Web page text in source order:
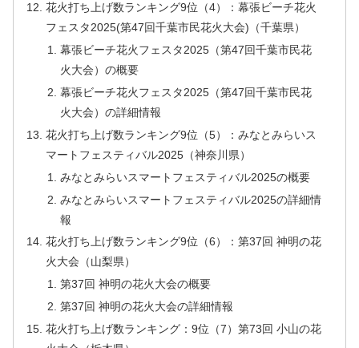
花火打ち上げ数ランキング9位（4）：幕張ビーチ花火
フェスタ2025(第47回千葉市民花火大会)（千葉県）
幕張ビーチ花火フェスタ2025（第47回千葉市民花
火大会）の概要
幕張ビーチ花火フェスタ2025（第47回千葉市民花
火大会）の詳細情報
花火打ち上げ数ランキング9位（5）：みなとみらいス
マートフェスティバル2025（神奈川県）
みなとみらいスマートフェスティバル2025の概要
みなとみらいスマートフェスティバル2025の詳細情
報
花火打ち上げ数ランキング9位（6）：第37回 神明の花
火大会（山梨県）
第37回 神明の花火大会の概要
第37回 神明の花火大会の詳細情報
花火打ち上げ数ランキング：9位（7）第73回 小山の花